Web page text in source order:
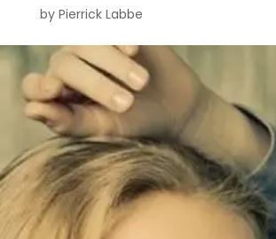
by Pierrick Labbe